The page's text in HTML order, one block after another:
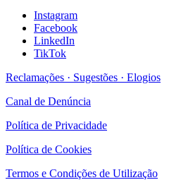
Instagram
Facebook
LinkedIn
TikTok
Reclamações · Sugestões · Elogios
Canal de Denúncia
Política de Privacidade
Política de Cookies
Termos e Condições de Utilização